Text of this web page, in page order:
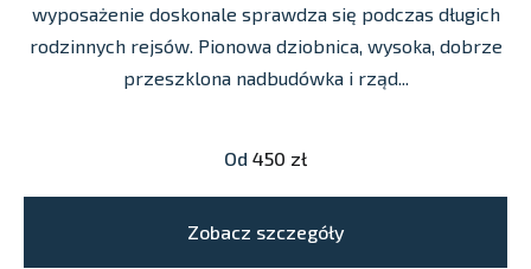
wyposażenie doskonale sprawdza się podczas długich
rodzinnych rejsów. Pionowa dziobnica, wysoka, dobrze
przeszklona nadbudówka i rząd...
Od 450 zł
Zobacz szczegóły